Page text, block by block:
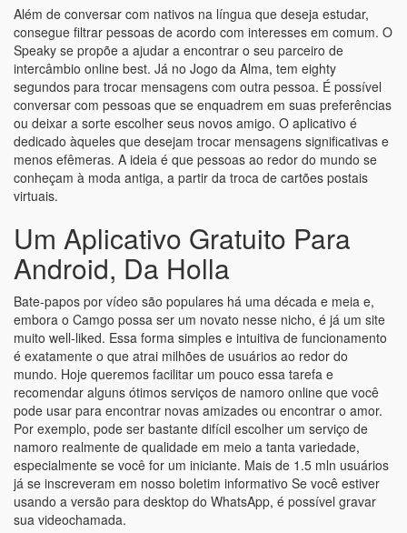
Além de conversar com nativos na língua que deseja estudar,
consegue filtrar pessoas de acordo com interesses em comum. O
Speaky se propõe a ajudar a encontrar o seu parceiro de
intercâmbio online best. Já no Jogo da Alma, tem eighty
segundos para trocar mensagens com outra pessoa. É possível
conversar com pessoas que se enquadrem em suas preferências
ou deixar a sorte escolher seus novos amigo. O aplicativo é
dedicado àqueles que desejam trocar mensagens significativas e
menos efêmeras. A ideia é que pessoas ao redor do mundo se
conheçam à moda antiga, a partir da troca de cartões postais
virtuais.
Um Aplicativo Gratuito Para
Android, Da Holla
Bate-papos por vídeo são populares há uma década e meia e,
embora o Camgo possa ser um novato nesse nicho, é já um site
muito well-liked. Essa forma simples e intuitiva de funcionamento
é exatamente o que atrai milhões de usuários ao redor do
mundo. Hoje queremos facilitar um pouco essa tarefa e
recomendar alguns ótimos serviços de namoro online que você
pode usar para encontrar novas amizades ou encontrar o amor.
Por exemplo, pode ser bastante difícil escolher um serviço de
namoro realmente de qualidade em meio a tanta variedade,
especialmente se você for um iniciante. Mais de 1.5 mln usuários
já se inscreveram em nosso boletim informativo Se você estiver
usando a versão para desktop do WhatsApp, é possível gravar
sua videochamada.